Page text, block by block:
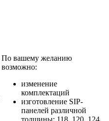
По вашему желанию
возможно:
изменение
комплектаций
изготовление SIP-
панелей различной
толщины: 118, 120, 124,